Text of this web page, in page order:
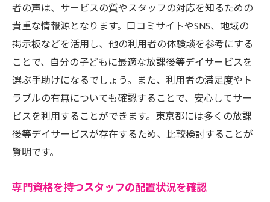
日常生活でのサポート内容
サービス提供時間とスケジュールの確認
予期せぬ事態への対応策の有無
専門スタッフが支える放課後等デイサービスの
魅力
スタッフの専門性と研修内容
個別支援計画の策定と実施
保護者へのフィードバックと相談体制
者の声は、サービスの質やスタッフの対応を知るための
貴重な情報源となります。口コミサイトやSNS、地域の
掲示板などを活用し、他の利用者の体験談を参考にする
ことで、自分の子どもに最適な放課後等デイサービスを
選ぶ手助けになるでしょう。また、利用者の満足度やト
ラブルの有無についても確認することで、安心してサー
ビスを利用することができます。東京都には多くの放課
後等デイサービスが存在するため、比較検討することが
賢明です。
専門資格を持つスタッフの配置状況を確認